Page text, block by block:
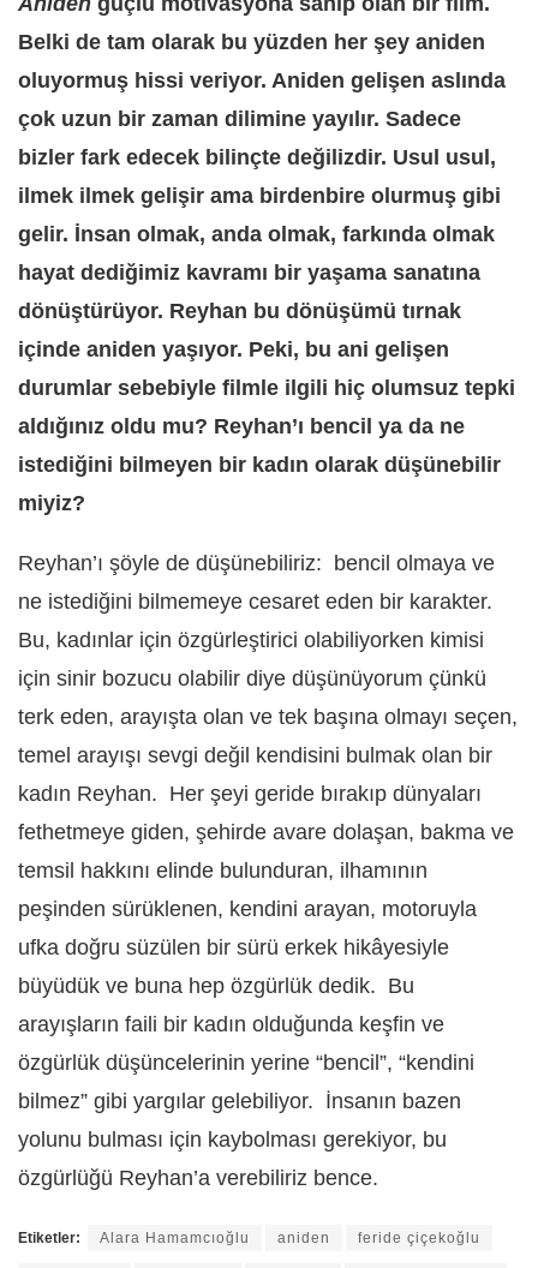
Belki de tam olarak bu yüzden her şey aniden
oluyormuş hissi veriyor. Aniden gelişen aslında
çok uzun bir zaman dilimine yayılır. Sadece
bizler fark edecek bilinçte değilizdir. Usul usul,
ilmek ilmek gelişir ama birdenbire olurmuş gibi
gelir. İnsan olmak, anda olmak, farkında olmak
hayat dediğimiz kavramı bir yaşama sanatına
dönüştürüyor. Reyhan bu dönüşümü tırnak
içinde aniden yaşıyor. Peki, bu ani gelişen
durumlar sebebiyle filmle ilgili hiç olumsuz tepki
aldığınız oldu mu? Reyhan’ı bencil ya da ne
istediğini bilmeyen bir kadın olarak düşünebilir
miyiz?
Reyhan’ı şöyle de düşünebiliriz:
bencil olmaya ve
ne istediğini bilmemeye cesaret eden bir karakter.
Bu, kadınlar için özgürleştirici olabiliyorken kimisi
için sinir bozucu olabilir diye düşünüyorum çünkü
terk eden, arayışta olan ve tek başına olmayı seçen,
temel arayışı sevgi değil kendisini bulmak olan bir
kadın Reyhan. Her şeyi geride bırakıp dünyaları
fethetmeye giden, şehirde avare dolaşan, bakma ve
temsil hakkını elinde bulunduran, ilhamının
peşinden sürüklenen, kendini arayan, motoruyla
ufka doğru süzülen bir sürü erkek hikâyesiyle
büyüdük ve buna hep özgürlük dedik. Bu
arayışların faili bir kadın olduğunda keşfin ve
özgürlük düşüncelerinin yerine “bencil”, “kendini
bilmez” gibi yargılar gelebiliyor. İnsanın bazen
yolunu bulması için kaybolması gerekiyor, bu
özgürlüğü Reyhan’a verebiliriz bence.
Etiketler: Alara Hamamcıoğlu aniden feride çiçekoğlu